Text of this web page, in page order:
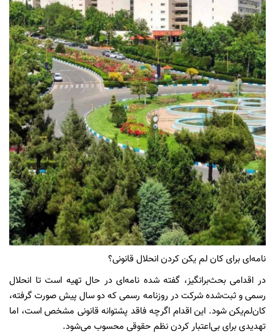
نامه‌ای برای کان لم یکن کردن انحلال قانونی؟
در اقدامی بحث‌برانگیز، گفته شده نامه‌ای در حال تهیه است تا انحلال
رسمی و ثبت‌شده شرکت در روزنامه رسمی که دو سال پیش صورت گرفته،
کان‌لم‌یکن شود. این اقدام اگرچه فاقد پشتوانه قانونی مشخص است، اما
تهدیدی برای بی‌اعتبار کردن نظم حقوقی محسوب می‌شود.